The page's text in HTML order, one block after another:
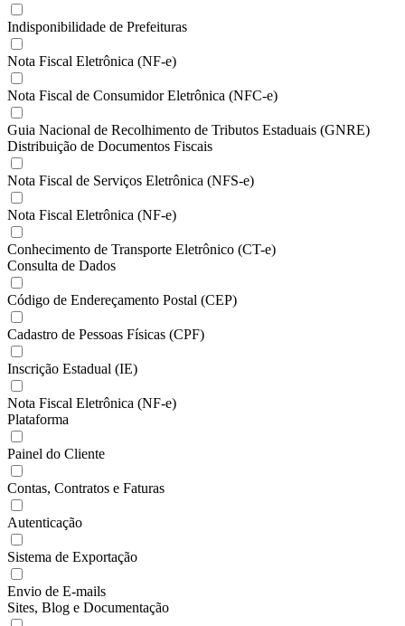
Indisponibilidade de Prefeituras
Nota Fiscal Eletrônica (NF-e)
Nota Fiscal de Consumidor Eletrônica (NFC-e)
Guia Nacional de Recolhimento de Tributos Estaduais (GNRE)
Distribuição de Documentos Fiscais
Nota Fiscal de Serviços Eletrônica (NFS-e)
Nota Fiscal Eletrônica (NF-e)
Conhecimento de Transporte Eletrônico (CT-e)
Consulta de Dados
Código de Endereçamento Postal (CEP)
Cadastro de Pessoas Físicas (CPF)
Inscrição Estadual (IE)
Nota Fiscal Eletrônica (NF-e)
Plataforma
Painel do Cliente
Contas, Contratos e Faturas
Autenticação
Sistema de Exportação
Envio de E-mails
Sites, Blog e Documentação